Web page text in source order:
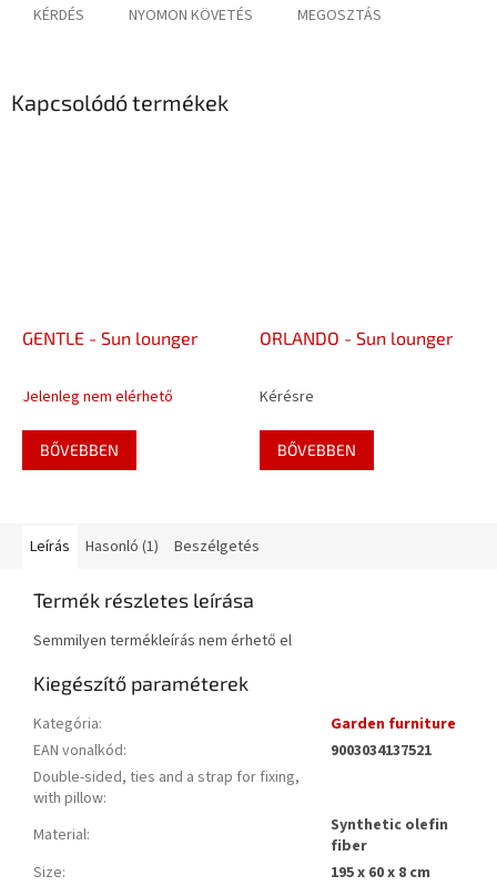
KÉRDÉS NYOMON KÖVETÉS MEGOSZTÁS
Kapcsolódó termékek
GENTLE - Sun lounger
Jelenleg nem elérhető
BŐVEBBEN
ORLANDO - Sun lounger
Kérésre
BŐVEBBEN
Leírás Hasonló (1) Beszélgetés
Termék részletes leírása
Semmilyen termékleírás nem érhető el
Kiegészítő paraméterek
Kategória:
Garden furniture
EAN vonalkód:
9003034137521
Double-sided, ties and a strap for fixing,
with pillow:
Material:
Synthetic olefin
fiber
Size: 195 x 60 x 8 cm